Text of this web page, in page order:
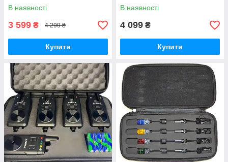
В наявності
3 599 ₴ 4 299 ₴
Купити
В наявності
4 099 ₴
Купити